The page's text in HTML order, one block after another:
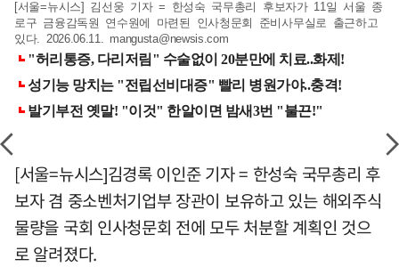
[서울=뉴시스] 김선웅 기자 = 한성숙 국무총리 후보자가 11일 서울 종
로구 금융감독원 연수원에 마련된 인사청문회 준비사무실로 출근하고
있다. 2026.06.11. mangusta@newsis.com
[서울=뉴시스]김경록 이인준 기자 = 한성숙 국무총리 후
보자 겸 중소벤처기업부 장관이 보유하고 있는 해외주식
물량을 국회 인사청문회 전에 모두 처분할 계획인 것으
로 알려졌다.